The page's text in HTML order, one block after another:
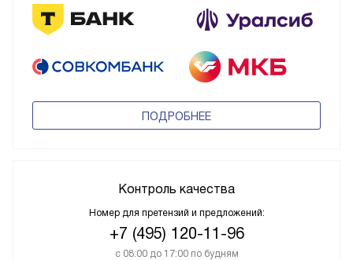
ПОДРОБНЕЕ
Контроль качества
Номер для претензий и предложений:
+7 (495) 120-11-96
с 08:00 до 17:00 по будням